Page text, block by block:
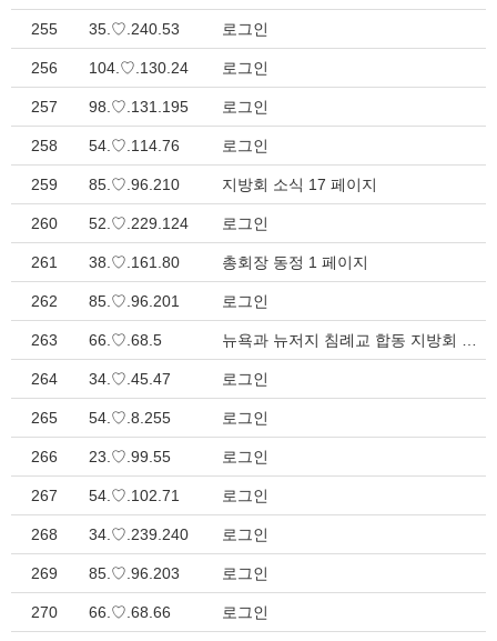
255 35.♡.240.53 로그인
256 104.♡.130.24 로그인
257 98.♡.131.195 로그인
258 54.♡.114.76 로그인
259 85.♡.96.210 지방회 소식 17 페이지
260 52.♡.229.124 로그인
261 38.♡.161.80 총회장 동정 1 페이지
262 85.♡.96.201 로그인
263 66.♡.68.5
264 34.♡.45.47 로그인
265 54.♡.8.255 로그인
266 23.♡.99.55 로그인
267 54.♡.102.71 로그인
268 34.♡.239.240 로그인
269 85.♡.96.203 로그인
270 66.♡.68.66 로그인